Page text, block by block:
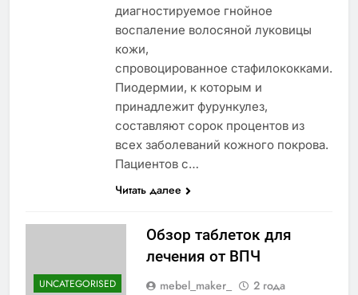
диагностируемое гнойное
воспаление волосяной луковицы
кожи,
спровоцированное стафилококками.
Пиодермии, к которым и
принадлежит фурункулез,
составляют сорок процентов из
всех заболеваний кожного покрова.
Пациентов с…
Читать далее
UNCATEGORISED
Обзор таблеток для
лечения от ВПЧ
mebel_maker_
2 года